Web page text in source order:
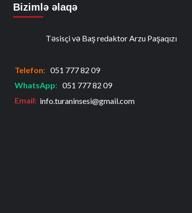
Bizimlə əlaqə
Təsisçi və Baş redaktor Arzu Paşaqızı
Telefon: 051 777 82 09
WhatsApp: 051 777 82 09
Email: info.turaninsesi@gmail.com